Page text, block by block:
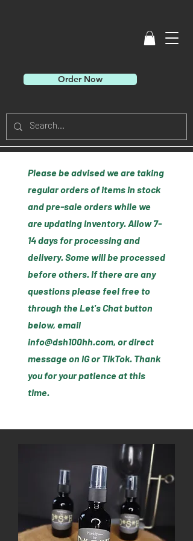
Order Now
Please be advised we are taking
regular orders of items in stock
and pre-sale orders while we
are updating inventory. Allow 7-
14 days for processing and
delivery. Some will be processed
before others. If there are any
questions please feel free to
through the Let's Chat button
below, email
info@dsh100hh.com, or direct
message on IG or TikTok. Thank
you for your patience at this
time.